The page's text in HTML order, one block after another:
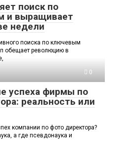
поиск по
и выращивает
недели
поиска по ключевым
обещает революцию в
0
успеха фирмы по
реальность или
компании по фото директора?
а где псевдонаука и